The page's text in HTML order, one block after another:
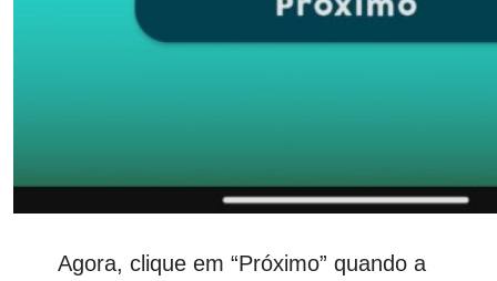
Agora, clique em “Próximo” quando a